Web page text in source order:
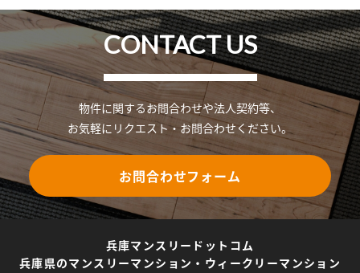
CONTACT US
物件に関するお問合わせや法人契約等、
お気軽にリクエスト・お問合わせください。
お問合わせフォーム
兵庫マンスリードットコム
兵庫県のマンスリーマンション・ウィークリーマンション